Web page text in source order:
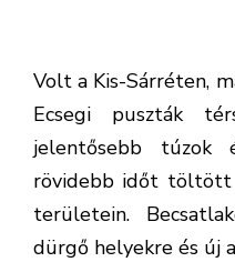
Volt a Kis-Sárréten,
Ecsegi puszták
jelentősebb túzok
rövidebb időt töltött
területein.
dürgő helyekre és új